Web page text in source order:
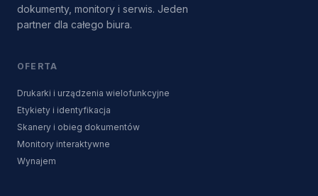
dokumenty, monitory i serwis. Jeden
partner dla całego biura.
OFERTA
Drukarki i urządzenia wielofunkcyjne
Etykiety i identyfikacja
Skanery i obieg dokumentów
Monitory interaktywne
Wynajem